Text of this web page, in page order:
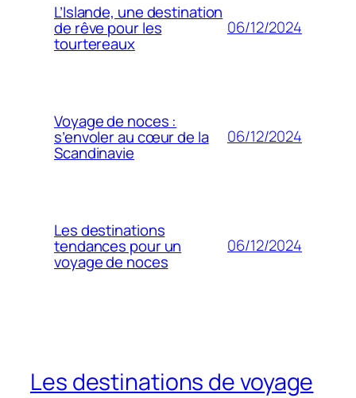
L’Islande, une destination
de rêve pour les
tourtereaux
06/12/2024
Voyage de noces :
s’envoler au cœur de la
Scandinavie
06/12/2024
Les destinations
tendances pour un
voyage de noces
06/12/2024
Les destinations de voyage